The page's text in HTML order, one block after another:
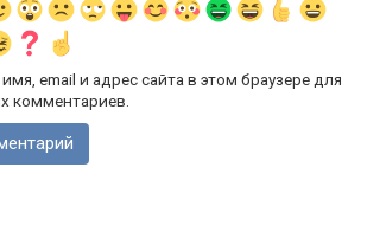
email и адрес сайта в этом браузере для
комментариев.